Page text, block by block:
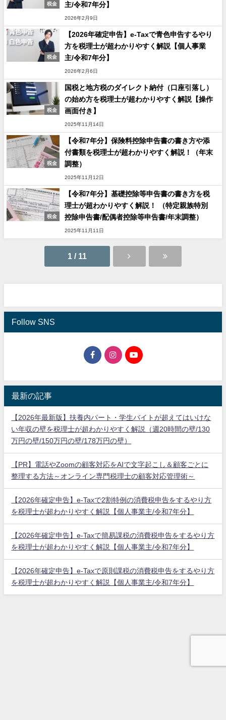
税金
主/令和7年分】
2026年2月9日
税金
【2026年確定申告】e-Taxで青色申告するやり
方を税理士が超わかりやすく解説【個人事業
主/令和7年分】
2026年2月6日
税金
国税と地方税のダイレクト納付（口座引落し）
の始め方を税理士が超わかりやすく解説【操作
画面付き】
2025年11月14日
税金
【令和7年分】保険料控除申告書の書き方や添
付書類を税理士が超わかりやすく解説！（年末
調整）
2025年11月12日
税金
【令和7年分】基礎控除等申告書の書き方を税
理士が超わかりやすく解説！ （特定親族特別
控除申告書/配偶者控除等申告書/年末調整）
2025年11月11日
1 / 11
Follow SNS
最新の記事
【2026年最新版】扶養内パート・学生バイトが超えてはいけな
い年収の壁を税理士が超わかりやすく解説（週20時間の壁/130
万円の壁/150万円の壁/178万円の壁）
【PR】電話やZoomの顧客対応をAIで文字起こし＆顧客ごとに
整理する方法～オンライン専門税理士の顧客対応管理術～
【2026年確定申告】e-Taxで2割特例の消費税申告をするやり方
を税理士が超わかりやすく解説【個人事業主/令和7年分】
【2026年確定申告】e-Taxで簡易課税の消費税申告をするやり方
を税理士が超わかりやすく解説【個人事業主/令和7年分】
【2026年確定申告】e-Taxで原則課税の消費税申告をするやり方
を税理士が超わかりやすく解説【個人事業主/令和7年分】